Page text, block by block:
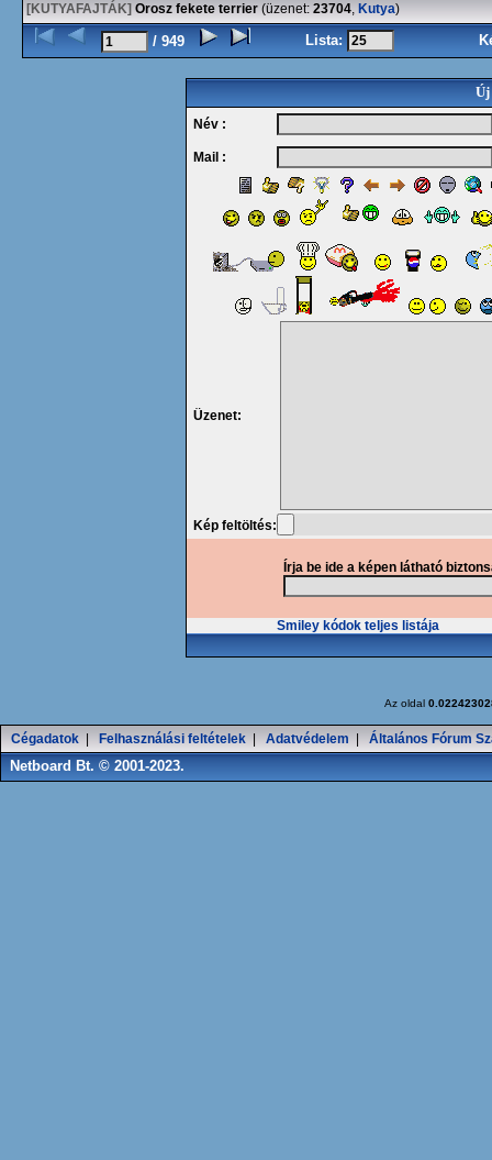
[KUTYAFAJTÁK] Orosz fekete terrier (üzenet: 23704, Kutya)
/ 949 Lista:
Új
Név :
Mail :
Üzenet:
Kép feltöltés:
Írja be ide a képen látható
Smiley kódok teljes listája
Az oldal
Cégadatok Felhasználási feltételek Adatvédelem Általános Fórum
Netboard Bt. © 2001-2023.